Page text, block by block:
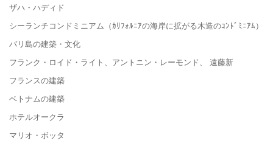
ザハ・ハディド
シーランチコンドミニアム（ｶﾘﾌｫﾙﾆｱの海岸に拡がる木造のｺﾝﾄﾞﾐﾆｱﾑ）
バリ島の建築・文化
フランク・ロイド・ライト、アントニン・レーモンド、 遠藤新
フランスの建築
ベトナムの建築
ホテルオークラ
マリオ・ボッタ